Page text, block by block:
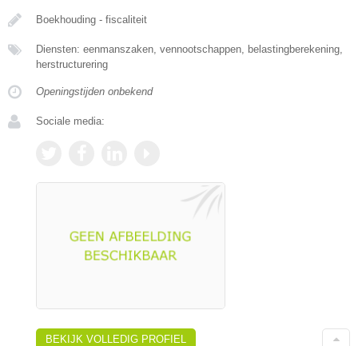
Boekhouding - fiscaliteit
Diensten: eenmanszaken, vennootschappen, belastingberekening,
herstructurering
Openingstijden onbekend
Sociale media:
BEKIJK VOLLEDIG PROFIEL